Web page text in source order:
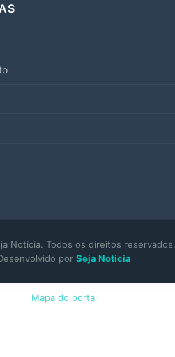
Notícia. Todos os direitos reservados.
por Seja Notícia
Mapa do portal